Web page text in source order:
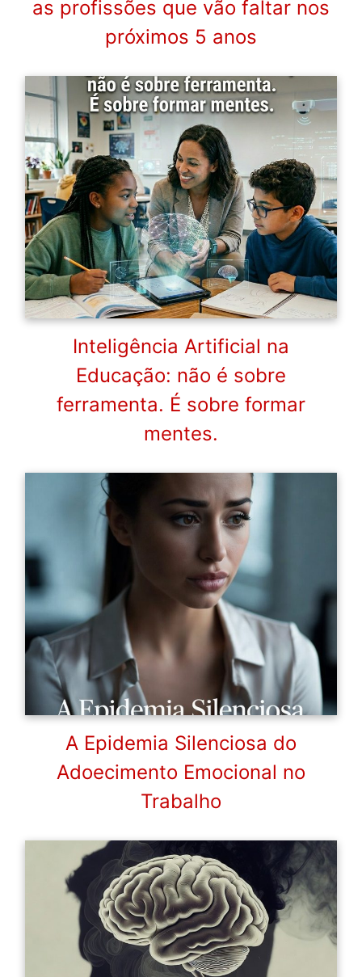
as profissões que vão faltar nos
próximos 5 anos
Inteligência Artificial na
Educação: não é sobre
ferramenta. É sobre formar
mentes.
A Epidemia Silenciosa do
Adoecimento Emocional no
Trabalho